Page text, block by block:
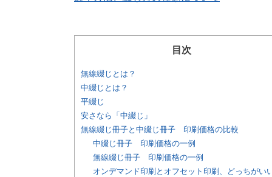
目次
無線綴じとは？
中綴じとは？
平綴じ
安さなら「中綴じ」
無線綴じ冊子と中綴じ冊子 印刷価格の比較
中綴じ冊子 印刷価格の一例
無線綴じ冊子 印刷価格の一例
オンデマンド印刷とオフセット印刷、どっちがい